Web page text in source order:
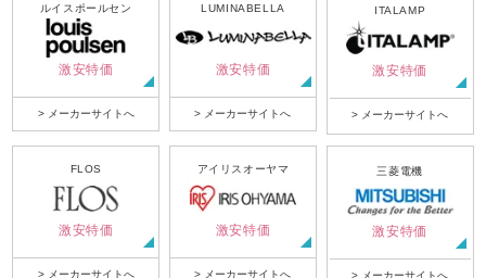
ルイスポールセン
激安特価
> メーカーサイトへ
LUMINABELLA
激安特価
> メーカーサイトへ
ITALAMP
激安特価
> メーカーサイトへ
FLOS
激安特価
> メーカーサイトへ
アイリスオーヤマ
激安特価
> メーカーサイトへ
三菱電機
激安特価
> メーカーサイトへ